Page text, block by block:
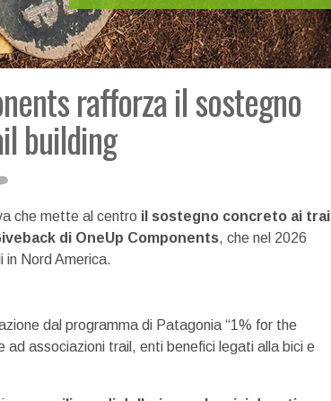
rafforza il sostegno
building
che mette al centro il sostegno concreto ai trail
di OneUp Components, che nel 2026
in Nord America.
dal programma di Patagonia “1% for the
ad associazioni trail, enti benefici legati alla bici e